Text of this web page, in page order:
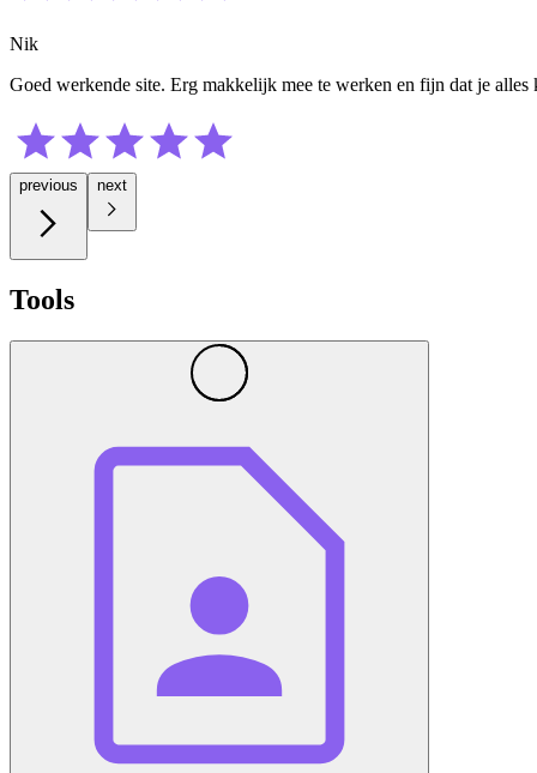
Nik
Goed werkende site. Erg makkelijk mee te werken en fijn dat je alles
previous next
Tools